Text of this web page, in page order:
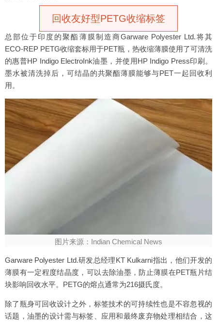
回收友好型PETG收缩标签
总部位于印度的聚酯薄膜制造商Garware Polyester Ltd.将其
ECO-REP PETG收缩套标用于PET瓶，热收缩薄膜使用了可清洗
的惠普HP Indigo ElectroInk油墨，并使用HP Indigo Press印刷。
墨水被清洗掉后，可结晶的共聚酯薄膜能够与PET一起回收利
用。
图片来源：Indian Chemical News
Garware Polyester Ltd.研发总经理KT Kulkarni指出，他们开发的
薄膜有一定程度结晶度，可以去除油墨，防止薄膜在PET瓶片结
块影响回收水平。PETG的熔点通常为216摄氏度。
除了瓶身可回收设计之外，标签技术的可持续性也是不容忽视的
话题，油墨的设计需与标签、应用和最终废弃物处理相结合，这